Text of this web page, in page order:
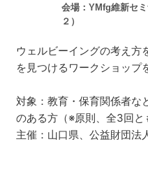
会場：YMfg維新セ
２）
ウェルビーイングの考え方
を見つけるワークショップ
対象：教育・保育関係者な
のある方（※原則、全3回と
主催：山口県、公益財団法